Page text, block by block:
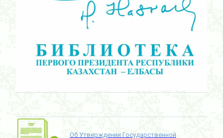
Об Утверждении Государственной